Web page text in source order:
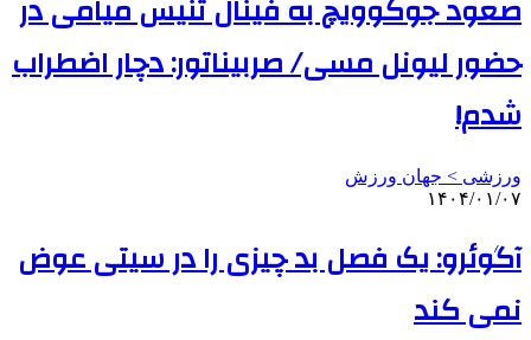
صعود جوکوویچ به فینال تنیس میامی در
حضور لیونل مسی/ صربیناتور: دچار اضطراب
شدم!
ورزشی > جهان ورزش
۱۴۰۴/۰۱/۰۷
آگوئرو: یک فصل بد چیزی را در سیتی عوض
نمی کند